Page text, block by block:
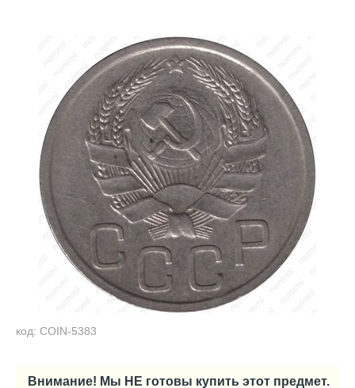
код: COIN-5383
Внимание! Мы НЕ готовы купить этот предмет.